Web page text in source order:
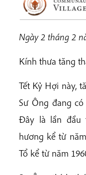
Ngày 2 tháng 2 n
Kính thưa tăng
Tết Kỷ Hợi này,
Sư Ông đang
Đây là lần đầu
hương kể từ
Tổ kể từ năm